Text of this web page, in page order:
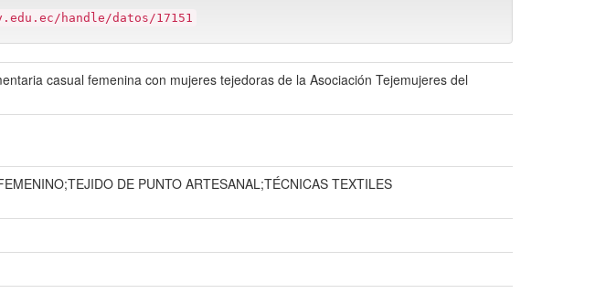
handle/datos/17151
casual femenina con mujeres tejedoras de la Asociación Tejemujeres del
DE PUNTO ARTESANAL;TÉCNICAS TEXTILES